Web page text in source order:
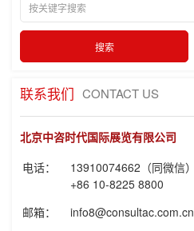
联系我们 CONTACT US
北京中咨时代国际展览有限公司
电话：
13910074662（同微信）
+86 10-8225 8800
邮箱：
info8@consultac.com.cn